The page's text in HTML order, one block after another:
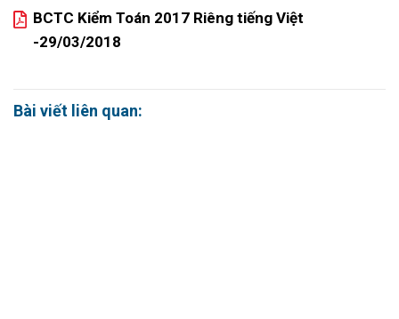
BCTC Kiểm Toán 2017 Riêng tiếng Việt
-29/03/2018
Bài viết liên quan: